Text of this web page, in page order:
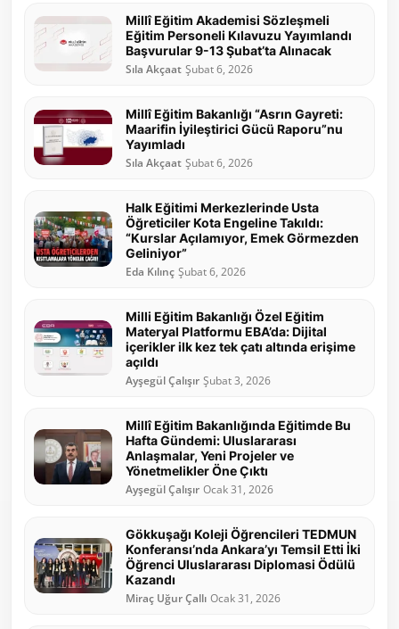
Millî Eğitim Akademisi Sözleşmeli
Eğitim Personeli Kılavuzu Yayımlandı
Başvurular 9-13 Şubat’ta Alınacak
Sıla Akçaat Şubat 6, 2026
Millî Eğitim Bakanlığı “Asrın Gayreti:
Maarifin İyileştirici Gücü Raporu”nu
Yayımladı
Sıla Akçaat Şubat 6, 2026
Halk Eğitimi Merkezlerinde Usta
Öğreticiler Kota Engeline Takıldı:
“Kurslar Açılamıyor, Emek Görmezden
Geliniyor”
Eda Kılınç Şubat 6, 2026
Milli Eğitim Bakanlığı Özel Eğitim
Materyal Platformu EBA’da: Dijital
içerikler ilk kez tek çatı altında erişime
açıldı
Ayşegül Çalışır Şubat 3, 2026
Millî Eğitim Bakanlığında Eğitimde Bu
Hafta Gündemi: Uluslararası
Anlaşmalar, Yeni Projeler ve
Yönetmelikler Öne Çıktı
Ayşegül Çalışır Ocak 31, 2026
Gökkuşağı Koleji Öğrencileri TEDMUN
Konferansı’nda Ankara’yı Temsil Etti İki
Öğrenci Uluslararası Diplomasi Ödülü
Kazandı
Miraç Uğur Çallı Ocak 31, 2026